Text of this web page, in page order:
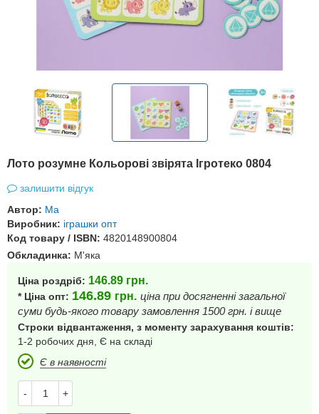
Лото розумне Кольорові звірята Ігротеко 0804
залишити відгук
Автор: Ма
Виробник: іграшки опт
Код товару / ISBN: 4820148900804
Обкладинка: М'яка
Ціна роздріб: 146.89 грн.
* Ціна опт: 146.89 грн. ціна при досягненні загальної
суми будь-якого товару замовлення 1500 грн. і вище
Строки відвантаження, з моменту зарахування коштів:
1-2 робочих дня, Є на складі
Є в наявності
- +